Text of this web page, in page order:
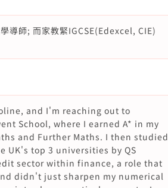
導師; 而家教緊IGCSE(Edexcel, CIE)
and I'm reaching out to
School, where I earned A* in my
and Further Maths. I then studied
UK's top 3 universities by QS
sector within finance, a role that
didn't just sharpen my numerical